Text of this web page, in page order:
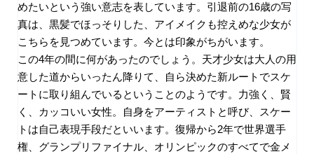
めたいという強い意志を表しています。引退前の16歳の写
真は、黒髪でほっそりした、アイメイクも控えめな少女が
こちらを見つめています。今とは印象がちがいます。
この4年の間に何があったのでしょう。天才少女は大人の用
意した道からいったん降りて、自ら決めた新ルートでスケ
ートに取り組んでいるということのようです。力強く、賢
く、カッコいい女性。自身をアーティストと呼び、スケー
トは自己表現手段だといいます。復帰から2年で世界選手
権、グランプリファイナル、オリンピックのすべてで金メ